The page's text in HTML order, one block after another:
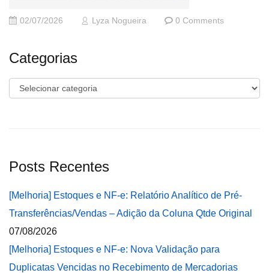
02/07/2026 Lyza Nogueira 0 Comments
Categorias
Categorias
Posts Recentes
[Melhoria] Estoques e NF-e: Relatório Analítico de Pré-
Transferências/Vendas – Adição da Coluna Qtde Original
07/08/2026
[Melhoria] Estoques e NF-e: Nova Validação para
Duplicatas Vencidas no Recebimento de Mercadorias